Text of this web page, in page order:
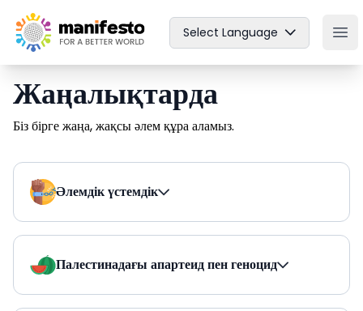
Your Company
Select Language
Жаңалықтарда
Біз бірге жаңа, жақсы әлем құра аламыз.
Әлемдік үстемдік
Палестинадағы апартеид пен геноцид